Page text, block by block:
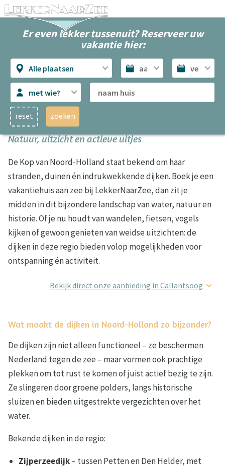
Er even lekker tussenuit? Reserveer uw
vakantie hier:
Alle plaatsen
met wie?
zoeken
reset
Ontdek de dijken in de Kop van Noord-Holland –
Natuur, uitzicht en actieve uitjes
De Kop van Noord-Holland staat bekend om haar
stranden, duinen én indrukwekkende dijken. Boek je een
vakantiehuis aan zee bij LekkerNaarZee, dan zit je
midden in dit bijzondere landschap van water, natuur en
historie. Of je nu houdt van wandelen, fietsen, vogels
kijken of gewoon genieten van weidse uitzichten: de
dijken in deze regio bieden volop mogelijkheden voor
ontspanning én activiteit.
Bekijk direct onze aanbieding in Callantsoog
Wat maakt de dijken in Noord-Holland zo bijzonder?
De dijken zijn niet alleen functioneel – ze beschermen
Nederland tegen de zee – maar vormen ook prachtige
plekken om tot rust te komen of juist actief bezig te zijn.
Ze slingeren door groene polders, langs historische
sluizen en bieden uitgestrekte vergezichten over het
water.
Bekende dijken in de regio:
Zijperzeedijk– tussen Petten en Den Helder, met